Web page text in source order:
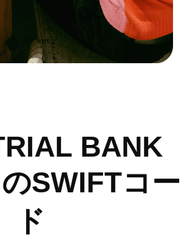
BANK
SWIFTコー
ド